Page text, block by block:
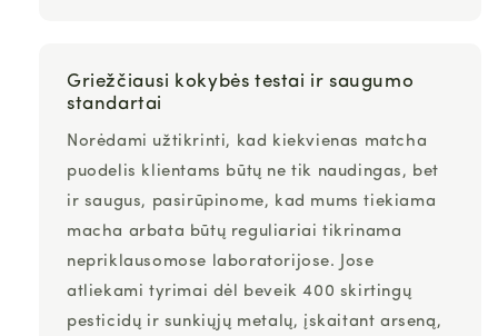
Griežčiausi kokybės testai ir saugumo
standartai
Norėdami užtikrinti, kad kiekvienas matcha
puodelis klientams būtų ne tik naudingas, bet
ir saugus, pasirūpinome, kad mums tiekiama
macha arbata būtų reguliariai tikrinama
nepriklausomose laboratorijose. Jose
atliekami tyrimai dėl beveik 400 skirtingų
pesticidų ir sunkiųjų metalų, įskaitant arseną,